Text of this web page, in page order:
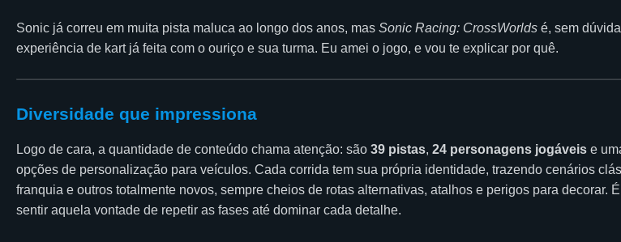
Sonic já correu em muita pista maluca ao longo dos anos, mas Sonic Racing: CrossWorlds é, sem
experiência de kart já feita com o ouriço e sua turma. Eu amei o jogo, e vou te explicar por quê.
Diversidade que impressiona
Logo de cara, a quantidade de conteúdo chama atenção: são 39 pistas, 24 personagens jogáveis e
opções de personalização para veículos. Cada corrida tem sua própria identidade, trazendo cenários
franquia e outros totalmente novos, sempre cheios de rotas alternativas, atalhos e perigos para decorar.
sentir aquela vontade de repetir as fases até dominar cada detalhe.